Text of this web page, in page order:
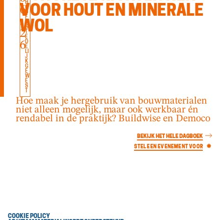
6
.
2
6
H
O
O
F
D
S
T
E
D
E
LI
J
K
G
E
W
E
S
VOOR HOUT EN MINERALE
WOL
Hoe maak je hergebruik van bouwmaterialen
niet alleen mogelijk, maar ook werkbaar én
rendabel in de praktijk? Buildwise en Democo
BEKIJK HET HELE DAGBOEK
STEL EEN EVENEMENT VOOR
COOKIE POLICY